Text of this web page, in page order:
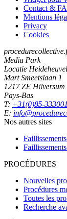
Contact &
Mentions
Privacy
Cookies
Media Park
Locatie
Mart Smeetslaan 1
1217 ZE Hilversum
Pays-Bas
T: +31(0)85-
E:
Nos autres sites
PROCÉDURES
Nouvelles
Procédures
Toutes les
Recherche